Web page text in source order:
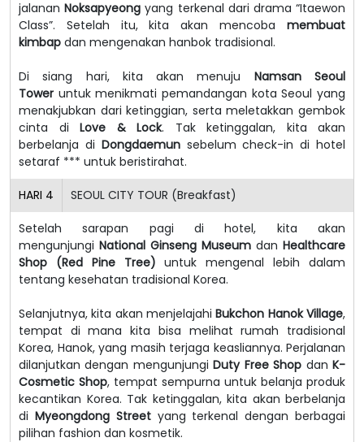
jalananNoksapyeong yang terkenal dari drama “Itaewon
Class”. Setelah itu, kita akan mencoba membuat
kimbap dan mengenakan hanbok tradisional.
Di siang hari, kita akan menuju Namsan Seoul
Tower untuk menikmati pemandangan kota Seoul yang
menakjubkan dari ketinggian, serta meletakkan gembok
cinta di Love & Lock. Tak ketinggalan, kita akan
berbelanja di Dongdaemunsebelum check-in di hotel
setaraf *** untuk beristirahat.
HARI 4 SEOUL CITY TOUR (Breakfast)
Setelah sarapan pagi di hotel, kita akan
mengunjungi National Ginseng Museum dan Healthcare
Shop (Red Pine Tree) untuk mengenal lebih dalam
tentang kesehatan tradisional Korea.
Selanjutnya, kita akan menjelajahiBukchon Hanok Village,
tempat di mana kita bisa melihat rumah tradisional
Korea, Hanok, yang masih terjaga keasliannya. Perjalanan
dilanjutkan dengan mengunjungiDuty Free Shop danK-
Cosmetic Shop, tempat sempurna untuk belanja produk
kecantikan Korea. Tak ketinggalan, kita akan berbelanja
di Myeongdong Streetyang terkenal dengan berbagai
pilihan fashion dan kosmetik.